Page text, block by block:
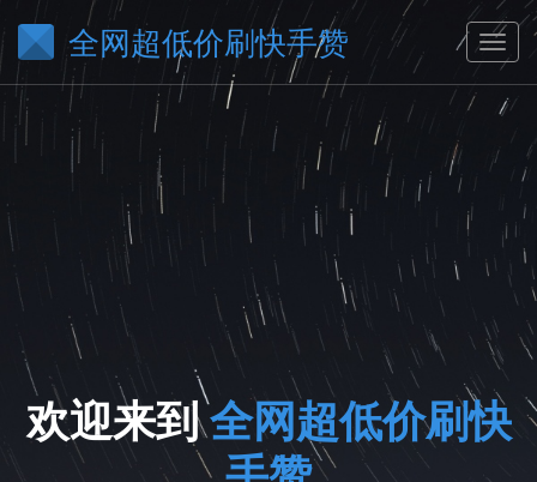
全网超低价刷快手赞
欢迎来到全网超低价刷快